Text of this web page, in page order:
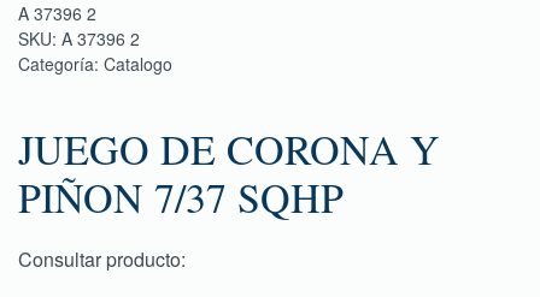
A 37396 2
SKU: A 37396 2
Categoría: Catalogo
JUEGO DE CORONA Y
PIÑON 7/37 SQHP
Consultar producto: